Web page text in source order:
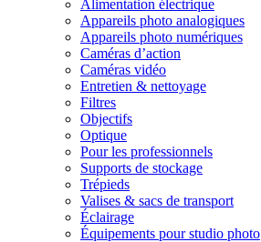
Alimentation électrique
Appareils photo analogiques
Appareils photo numériques
Caméras d’action
Caméras vidéo
Entretien & nettoyage
Filtres
Objectifs
Optique
Pour les professionnels
Supports de stockage
Trépieds
Valises & sacs de transport
Éclairage
Équipements pour studio photo